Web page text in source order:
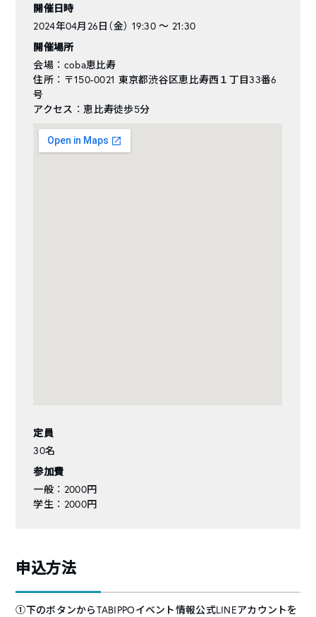
開催日時
2024年04月26日（金） 19:30 〜 21:30
開催場所
会場 ： coba恵比寿
住所 ： 〒150-0021 東京都渋谷区恵比寿西１丁目33番6
号
アクセス ： 恵比寿徒歩5分
定員
30名
参加費
一般 ： 2000円
学生 ： 2000円
申込方法
①下のボタンからTABIPPOイベント情報公式LINEアカウントを